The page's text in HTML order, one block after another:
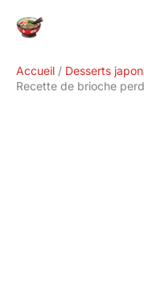
Accueil
Desserts
Recette de brioche